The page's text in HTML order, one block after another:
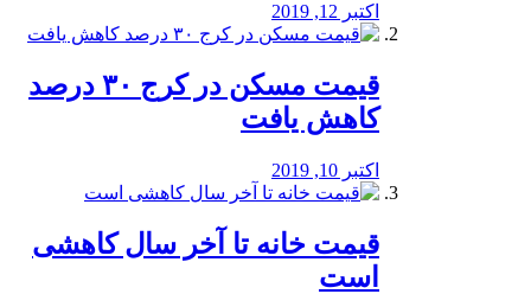
اکتبر 12, 2019
️قیمت مسکن در کرج ۳۰ درصد
کاهش یافت
اکتبر 10, 2019
قیمت خانه تا آخر سال کاهشی
است